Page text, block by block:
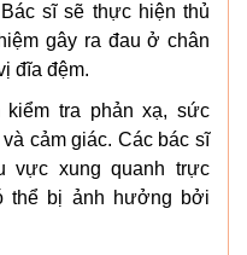
sĩ sẽ thực hiện thủ
gây ra đau ở chân
đĩa đệm.
tra phản xạ, sức
cảm giác. Các bác sĩ
vực xung quanh trực
thể bị ảnh hưởng bởi